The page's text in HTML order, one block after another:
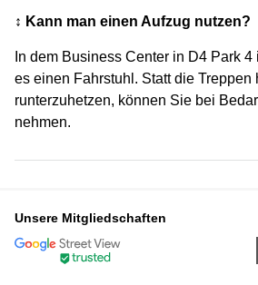
↕️ Kann man einen Aufzug nutzen?
In dem Business Center in D4 Park
es einen Fahrstuhl. Statt die Treppen
runterzuhetzen, können Sie bei
nehmen.
Unsere Mitgliedschaften